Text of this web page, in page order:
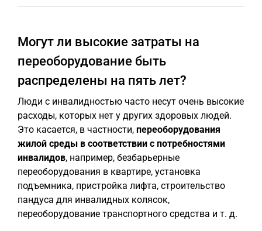
Могут ли высокие затраты на
переоборудование быть
распределены на пять лет?
Люди с инвалидностью часто несут очень высокие
расходы, которых нет у других здоровых людей.
Это касается, в частности, переоборудования
жилой среды в соответствии с потребностями
инвалидов, например, безбарьерные
переоборудования в квартире, установка
подъемника, пристройка лифта, строительство
пандуса для инвалидных колясок,
переоборудование транспортного средства и т. д.